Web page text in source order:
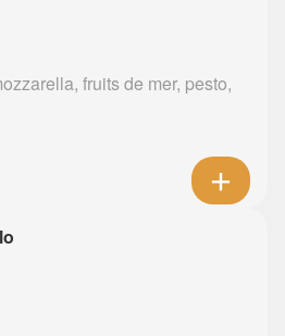
fruits de mer, pesto,